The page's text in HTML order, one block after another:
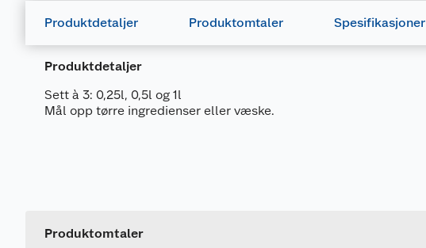
Produktdetaljer Produktomtaler Spesifikasjoner
Produktdetaljer
Sett à 3: 0,25l, 0,5l og 1l
Mål opp tørre ingredienser eller væske.
Produktomtaler
Leverandørens artikkelnummer